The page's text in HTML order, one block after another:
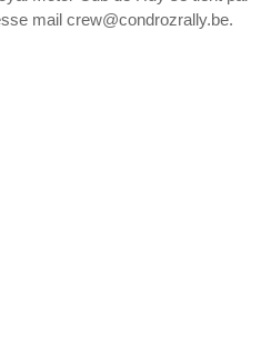
mail crew@condrozrally.be.